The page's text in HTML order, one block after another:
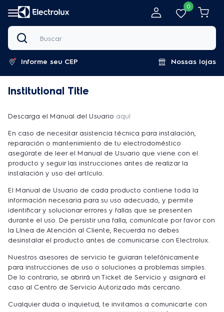
0
Buscar
Informe seu CEP Nossas lojas
Institutional Title
Descarga el Manual del Usuario aquí
En caso de necesitar asistencia técnica para instalación,
reparación o mantenimiento de tu electrodoméstico
asegúrate de leer el Manual de Usuario que viene con el
producto y seguir las instrucciones antes de realizar la
instalación y uso del artículo.
El Manual de Usuario de cada producto contiene toda la
información necesaria para su uso adecuado, y permite
identificar y solucionar errores y fallas que se presenten
durante el uso. De persistir una falla, comunícate por favor con
la Línea de Atención al Cliente, Recuerda no debes
desinstalar el producto antes de comunicarse con Electrolux.
Nuestros asesores de servicio te guiaran telefónicamente
para instrucciones de uso o soluciones a problemas simples.
De lo contrario, se abrirá un Ticket de Servicio y asignará el
caso al Centro de Servicio Autorizado más cercano.
Cualquier duda o inquietud, te invitamos a comunicarte con